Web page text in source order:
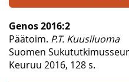
Genos 2016:2
Päätoim. P.T. Kuusiluoma
Suomen
Keuruu 2016, 128 s.